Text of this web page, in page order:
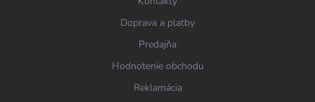
Doprava a platby
Predajňa
Hodnotenie obchodu
Reklamácia